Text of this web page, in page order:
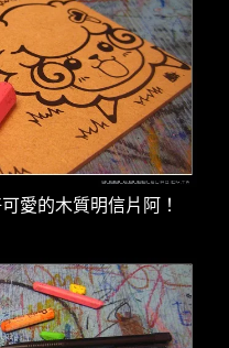
愛的木質明信片阿！